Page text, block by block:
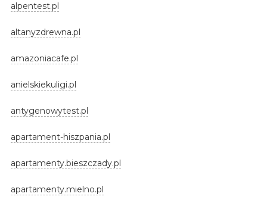
alpentest.pl
altanyzdrewna.pl
amazoniacafe.pl
anielskiekuligi.pl
antygenowytest.pl
apartament-hiszpania.pl
apartamenty.bieszczady.pl
apartamenty.mielno.pl